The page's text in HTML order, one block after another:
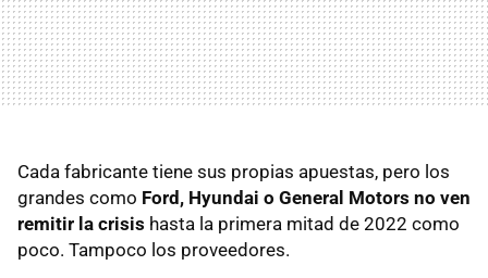
Cada fabricante tiene sus propias apuestas, pero los
grandes como Ford, Hyundai o General Motors no ven
remitir la crisis hasta la primera mitad de 2022 como
poco. Tampoco los proveedores.